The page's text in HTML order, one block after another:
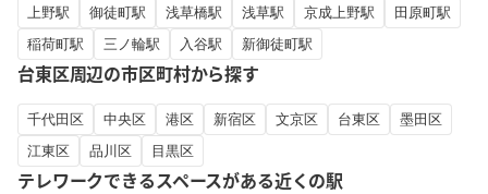
上野駅 御徒町駅 浅草橋駅 浅草駅 京成上野駅
田原町駅
稲荷町駅
三ノ輪駅 入谷駅 新御徒町駅
台東区周辺の市区町村から探す
千代田区 中央区 港区 新宿区 文京区 台東区
墨田区
江東区
品川区 目黒区
テレワークできるスペースがある近くの駅